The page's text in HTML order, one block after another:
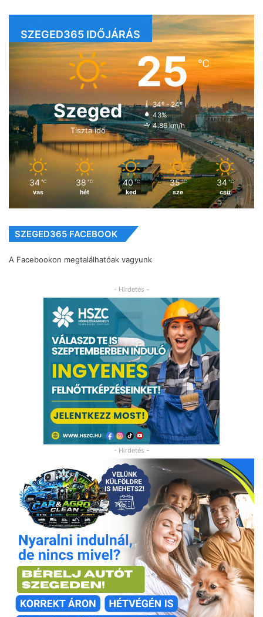
SZEGED365 IDŐJÁRÁS
Szeged
Tiszta idő
25℃
34º - 24º
43%
4.86 km/h
34 ℃
vas
38 ℃
hét
40 ℃
ked
35 ℃
sze
34 ℃
csü
SZEGED365 FACEBOOK
A Facebookon megtalálhatóak vagyunk
- Hirdetés -
- Hirdetés -